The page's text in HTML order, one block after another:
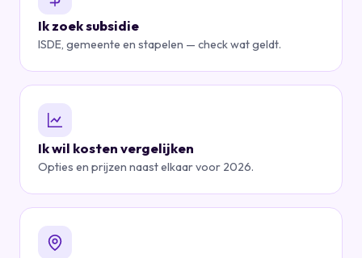
Ik zoek subsidie
ISDE, gemeente en stapelen — check wat geldt.
Ik wil kosten vergelijken
Opties en prijzen naast elkaar voor 2026.